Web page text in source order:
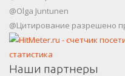
@Olga Juntunen
@Цитирование разрешено
Наши партнеры